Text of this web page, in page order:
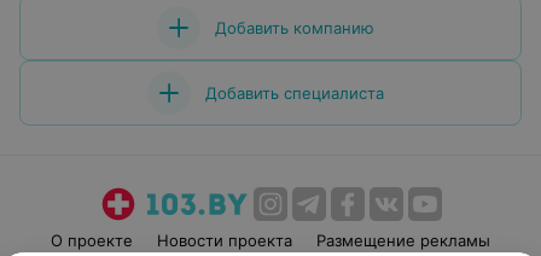
Добавить компанию
Добавить специалиста
О проекте Новости проекта
Размещение рекламы